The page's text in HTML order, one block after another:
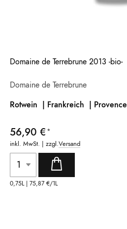
Domaine de Terrebrune 2013 -bio-
Domaine de Terrebrune
Rotwein | Frankreich | Provence
56,90 €
inkl. MwSt. | zzgl.Versand
0,75L | 75,87 €/1L